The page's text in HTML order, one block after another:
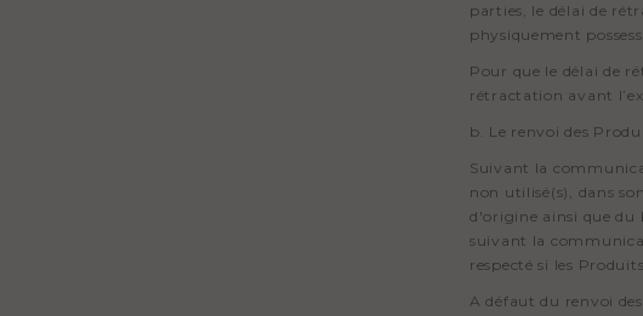
parties, le délai de
physiquement
Pour que le délai de
rétractation avant
b. Le renvoi des
Suivant la
non utilisé(s), dans
d'origine ainsi que du
suivant la
respecté si les
A défaut du renvoi